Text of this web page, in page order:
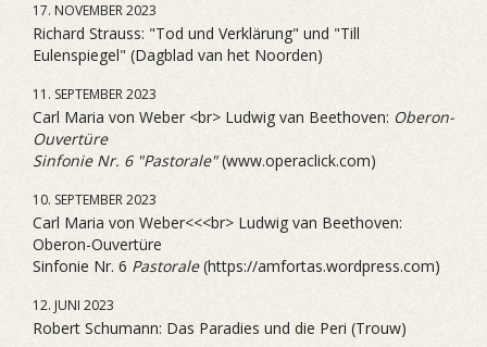
17. NOVEMBER 2023
Richard Strauss: "Tod und Verklärung" und "Till
Eulenspiegel" (Dagblad van het Noorden)
11. SEPTEMBER 2023
Carl Maria von Weber <br> Ludwig van Beethoven: Oberon-
Ouvertüre
Sinfonie Nr. 6 "Pastorale"(www.operaclick.com)
10. SEPTEMBER 2023
Carl Maria von Weber<<<br> Ludwig van Beethoven:
Oberon-Ouvertüre
Sinfonie Nr. 6 Pastorale(https://amfortas.wordpress.com)
12. JUNI 2023
Robert Schumann: Das Paradies und die Peri (Trouw)